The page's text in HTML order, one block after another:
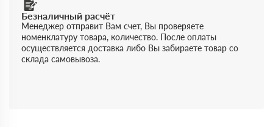
Безналичный расчёт
Менеджер отправит Вам счет, Вы проверяете
номенклатуру товара, количество. После оплаты
осуществляется доставка либо Вы забираете товар со
склада самовывоза.